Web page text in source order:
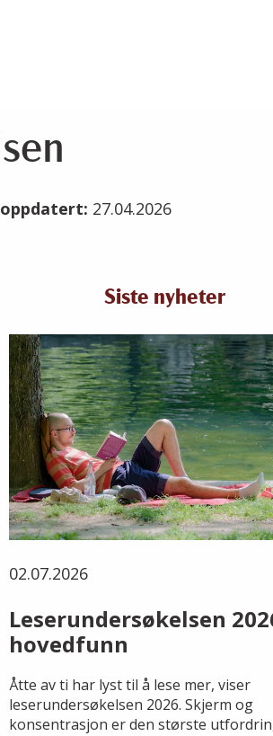
27.04.2026
Siste nyheter
02.07.2026
Leserundersøkelsen
hovedfunn
Åtte av ti har lyst til å lese mer, viser
leserundersøkelsen 2026. Skjerm og
konsentrasjon er den største